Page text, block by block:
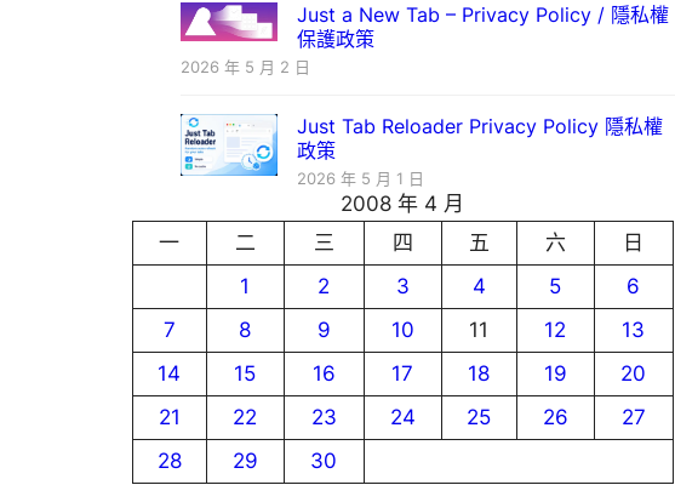
Just a New Tab – Privacy Policy / 隱私權
保護政策
2026 年 5 月 2 日
Just Tab Reloader Privacy Policy 隱私權
政策
2026 年 5 月 1 日
2008 年 4 月
一
二 三 四 五 六
日
1
2 3 4 5
6
7
8 9 10 11 12
13
14
15 16 17 18 19
20
21
22 23 24 25 26
27
28
29
30